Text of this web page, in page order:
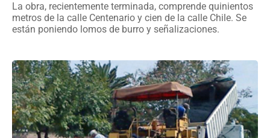
La obra, recientemente terminada, comprende quinientos
metros de la calle Centenario y cien de la calle Chile. Se
están poniendo lomos de burro y señalizaciones.